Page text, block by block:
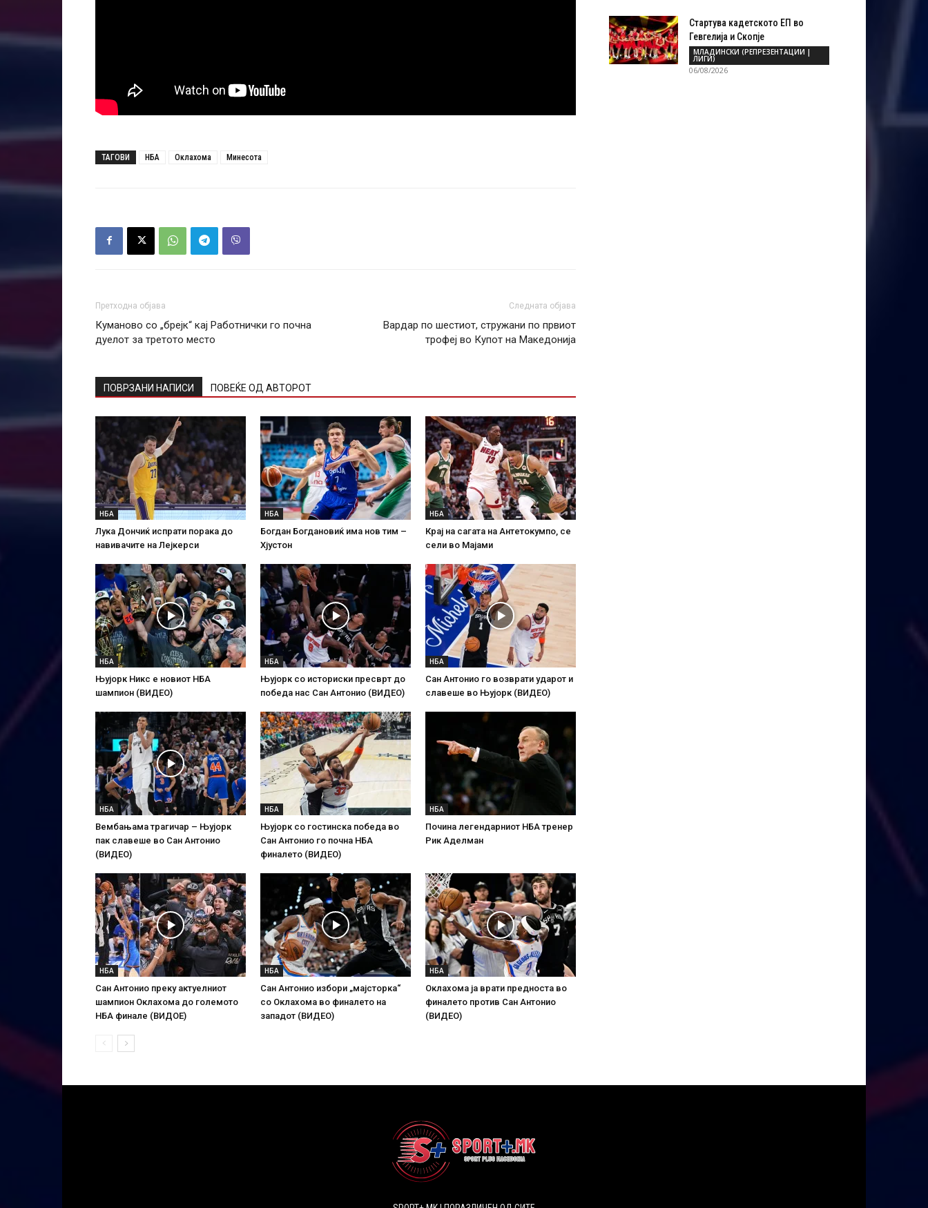
ТАГОВИ НБА Оклахома Минесота
Претходна објава
Куманово со „брејк“ кај Работнички го почна
дуелот за третото место
Следната објава
Вардар по шестиот, стружани по првиот
трофеј во Купот на Македонија
ПОВРЗАНИ НАПИСИ ПОВЕЌЕ ОД АВТОРОТ
НБА
Лука Дончиќ испрати порака до
навивачите на Лејкерси
НБА
Богдан Богдановиќ има нов тим –
Хјустон
НБА
Крај на сагата на Антетокумпо, се
сели во Мајами
НБА
Њујорк Никс е новиот НБА
шампион (ВИДЕО)
НБА
Њујорк со историски пресврт до
победа нас Сан Антонио (ВИДЕО)
НБА
Сан Антонио го возврати ударот и
славеше во Њујорк (ВИДЕО)
НБА
Вембањама трагичар – Њујорк
пак славеше во Сан Антонио
(ВИДЕО)
НБА
Њујорк со гостинска победа во
Сан Антонио го почна НБА
финалето (ВИДЕО)
НБА
Почина легендарниот НБА тренер
Рик Аделман
НБА
Сан Антонио преку актуелниот
шампион Оклахома до големото
НБА финале (ВИДОЕ)
НБА
Сан Антонио избори „мајсторка“
со Оклахома во финалето на
западот (ВИДЕО)
НБА
Оклахома ја врати предноста во
финалето против Сан Антонио
(ВИДЕО)
Стартува кадетското ЕП во
Гевгелија и Скопје
МЛАДИНСКИ (РЕПРЕЗЕНТАЦИИ |
ЛИГИ)
06/08/2026